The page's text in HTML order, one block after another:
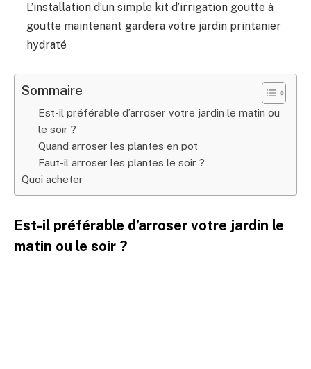
L’installation d’un simple kit d’irrigation goutte à
goutte maintenant gardera votre jardin printanier
hydraté
Sommaire
Est-il préférable d’arroser votre jardin le matin ou
le soir ?
Quand arroser les plantes en pot
Faut-il arroser les plantes le soir ?
Quoi acheter
Est-il préférable d’arroser votre jardin le
matin ou le soir ?